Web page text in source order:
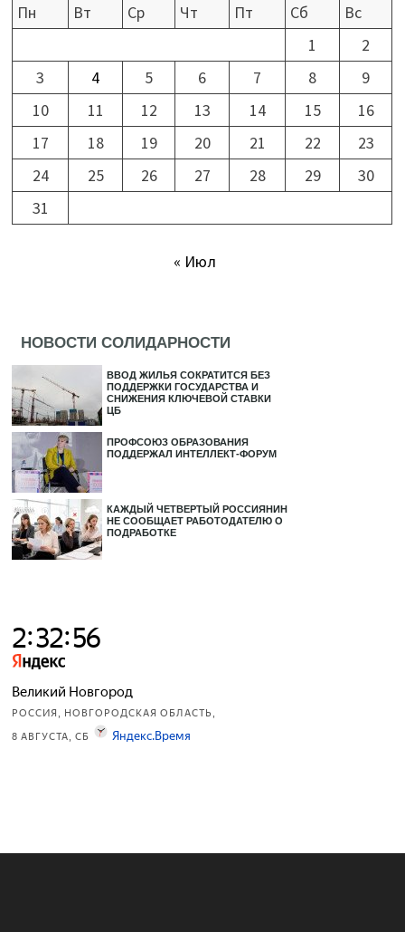
Пн
Вт Ср Чт Пт Сб
Вс
1
2
3
4 5 6 7 8
9
10
11 12 13 14 15
16
17
18 19 20 21 22
23
24
25 26 27 28 29
30
31
« Июл
НОВОСТИ СОЛИДАРНОСТИ
ВВОД ЖИЛЬЯ СОКРАТИТСЯ БЕЗ
ПОДДЕРЖКИ ГОСУДАРСТВА И
СНИЖЕНИЯ КЛЮЧЕВОЙ СТАВКИ
ЦБ
ПРОФСОЮЗ ОБРАЗОВАНИЯ
ПОДДЕРЖАЛ ИНТЕЛЛЕКТ-ФОРУМ
КАЖДЫЙ ЧЕТВЕРТЫЙ РОССИЯНИН
НЕ СООБЩАЕТ РАБОТОДАТЕЛЮ О
ПОДРАБОТКЕ